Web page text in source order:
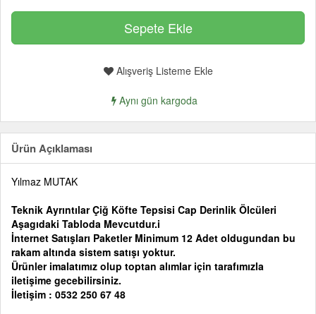
Alışveriş Listeme Ekle
Aynı gün kargoda
Ürün Açıklaması
Yılmaz MUTAK
Teknik Ayrıntılar Çiğ Köfte Tepsisi Cap Derinlik Ölcüleri
Aşagıdaki Tabloda Mevcutdur.i
İnternet Satışları Paketler Minimum 12 Adet oldugundan bu
rakam altında sistem satışı yoktur.
Ürünler imalatımız olup toptan alımlar için tarafımızla
iletişime gecebilirsiniz.
İletişim : 0532 250 67 48